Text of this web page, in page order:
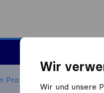
Profil
Wir
Wir und unsere